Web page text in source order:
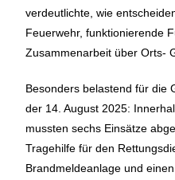
verdeutlichte, wie
Feuerwehr, funktionierende
Zusammenarbeit über Orts-
Besonders belastend für die
der 14. August 2025:
mussten sechs Einsätze
Tragehilfe für den
Brandmeldeanlage und